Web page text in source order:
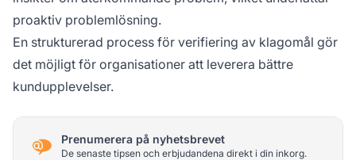
proaktiv problemlösning.
En strukturerad process för verifiering av klagomål gör
det möjligt för organisationer att leverera bättre
kundupplevelser.
Prenumerera på nyhetsbrevet
De senaste tipsen och erbjudandena direkt i din inkorg.